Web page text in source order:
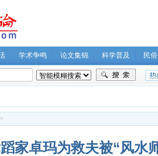
学术争鸣 论文集锦 科学普及 民
>
家卓玛为救夫被“风水